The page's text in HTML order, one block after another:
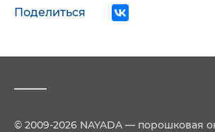
Поделиться
© 2009-2026 NAYADA — порошковая